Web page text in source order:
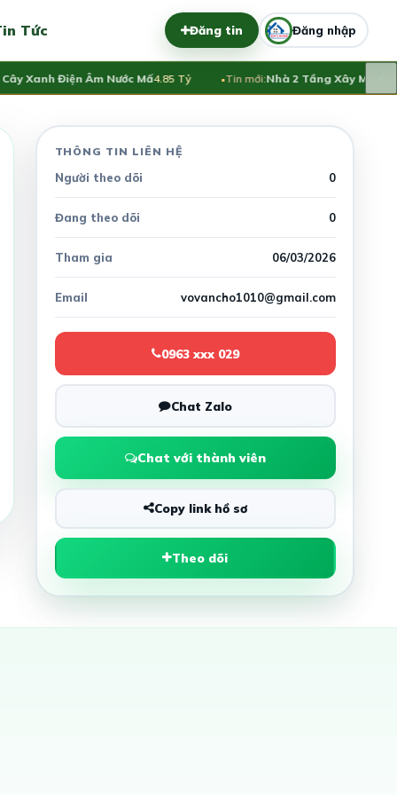
Tức Đăng tin Đăng nhập
Xanh Điện Âm Nước Mấ4.85 Tỷ Tin mới:Nhà 2 Tầng Xây Mới
THÔNG TIN LIÊN HỆ
Người theo dõi 0
Đang theo dõi 0
Tham gia 06/03/2026
Email vovancho1010@gmail.com
0963 xxx 029
Chat Zalo
Chat với thành viên
Copy link hồ sơ
Theo dõi